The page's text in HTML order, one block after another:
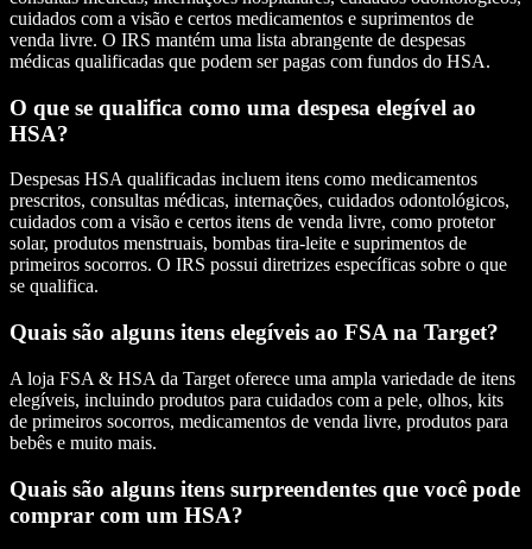
cuidados com a visão e certos medicamentos e suprimentos de
venda livre. O IRS mantém uma lista abrangente de despesas
médicas qualificadas que podem ser pagas com fundos do HSA.
O que se qualifica como uma despesa elegível ao
HSA?
Despesas HSA qualificadas incluem itens como medicamentos
prescritos, consultas médicas, internações, cuidados odontológicos,
cuidados com a visão e certos itens de venda livre, como protetor
solar, produtos menstruais, bombas tira-leite e suprimentos de
primeiros socorros. O IRS possui diretrizes específicas sobre o que
se qualifica.
Quais são alguns itens elegíveis ao FSA na Target?
A loja FSA & HSA da Target oferece uma ampla variedade de itens
elegíveis, incluindo produtos para cuidados com a pele, olhos, kits
de primeiros socorros, medicamentos de venda livre, produtos para
bebês e muito mais.
Quais são alguns itens surpreendentes que você pode
comprar com um HSA?